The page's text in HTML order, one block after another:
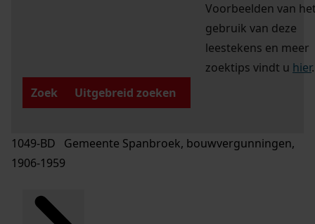
Voorbeelden van
gebruik van deze
leestekens en meer
zoektips vindt u hier.
Zoek
Uitgebreid zoeken
1049-BD Gemeente Spanbroek, bouwvergunningen,
1906-1959